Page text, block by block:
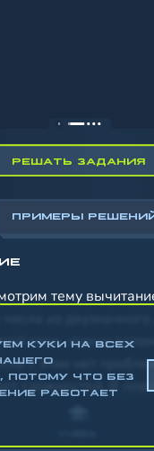
тему
теме, нужно
с этим нет
сложностей. В
сталкиваемся с
ПРИМЕРЫ
РЕШАТЬ ЗАДАНИЯ
КУКИ НА ВСЕХ
ПОТОМУ ЧТО БЕЗ
РАБОТАЕТ